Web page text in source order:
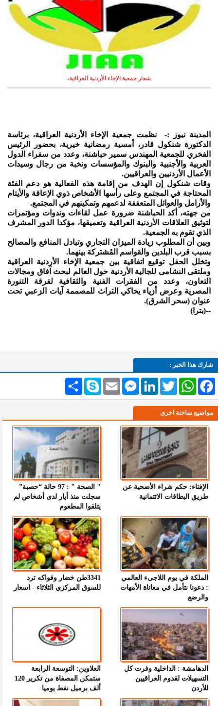
شعار جمعية الإخاء الأردنية العراقية،
المدينة نيوز :- نظمت جمعية الإخاء الأردنية العراقية، برئاسة
الدكتورة شنكول قادر، أمسية رمضانية خيرية، بحضور الرئيس
الفخري للجمعية المهندس سمير حباشنة، وعدد من سفراء الدول
العربية والأجنبية والبنوك والمؤسسات ونخبة من رجال وسيدات
الأعمال الأردنيين والعراقيين.
وقات شنكول إن الهدف من إقامة هذه الفعالية هو دعم الفئة
المحتاجة في المجتمع وعلى رأسها الأشخاص ذوي الإعاقة والأيتام
والأرامل والعوائل المتعففة لدعمهم وتمكينهم في المجتمع.
من جهته، أكد الحباشنة ضرورة عمل لقاءات وندوات ومؤتمرات
لتوثيق العلاقات الأردنية العراقية وتعميقها، مؤكدا الدور المشرف
الذي تقوم به الجمعية.
وبين أن المطلوب زيادة الميزان التجاري وتبادل المنافع والمصالح
بسبب قرب البلدين والقواسم المُشتركة بينهما.
وتخلل الحفل توقيع اتفاقية بين جمعية الإخاء الأردنية العراقية
وملتقى النشامى للجالية الأردنية حول العالم لبحث آفاق ومجالات
التعاون، وعدد من الفقرات الفنية والثقافية لفرقة التنورة
المصرية وعرض أزياء يحاكي التراث للمصممة آيات الزعبي تحت
عنوان (سحر الشرق).
--(بترا)
شارك هذا الخبر :
انشر Skype Email
MessengerLinkedInTwitterWhatsAppFacebook
مواضيع ساخنة اخرى
الإفتاء: حكم شراء الأضحية عن
طريق البطاقات الائتمانية
" الصحة " : 97 حالة “حصبة”
سجلت منذ أيار لدى أشخاص لم
يتلقوا المطعوم
الملكة في يوم اللاجىء العالمي
: دعونا نتأمل في معاناة الأمهات
والرضع
3341طن خضار وفواكه ترد
للسوق المركزي الثلاثاء - اسعار
الدهامشة : الداخلية وفرت كل
التسهيلات لقدوم العراقيين
للأردن
العلاوين: التوسعة الرابعة
ستمكن المصفاة من تكرير 120
ألف برميل نفط يوميا